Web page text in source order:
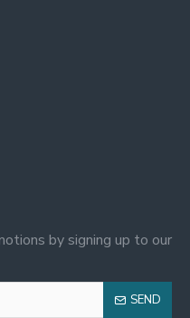
by signing up to our
SEND